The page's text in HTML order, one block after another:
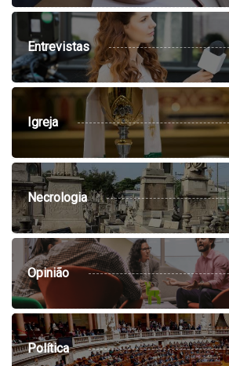
Entrevistas
Igreja
Necrologia
Opinião
Política